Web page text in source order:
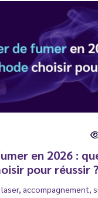
en 2026 :
pour réussir ?
accompagnement,